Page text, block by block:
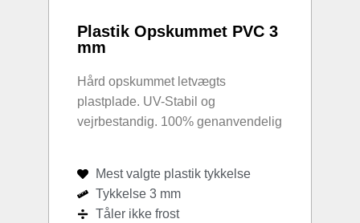
Plastik Opskummet PVC 3
mm
Hård opskummet letvægts
plastplade. UV-Stabil og
vejrbestandig. 100% genanvendelig
Mest valgte plastik tykkelse
Tykkelse 3 mm
Tåler ikke frost